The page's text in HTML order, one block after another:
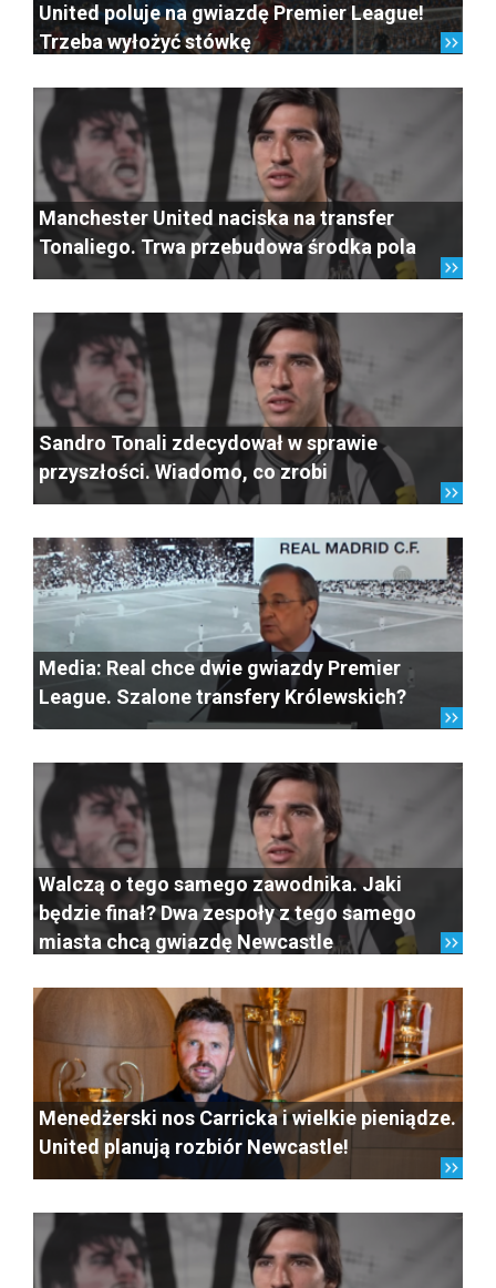
United poluje na gwiazdę Premier League!
Trzeba wyłożyć stówkę
Manchester United naciska na transfer
Tonaliego. Trwa przebudowa środka pola
Sandro Tonali zdecydował w sprawie
przyszłości. Wiadomo, co zrobi
Media: Real chce dwie gwiazdy Premier
League. Szalone transfery Królewskich?
Walczą o tego samego zawodnika. Jaki
będzie finał? Dwa zespoły z tego samego
miasta chcą gwiazdę Newcastle
Menedżerski nos Carricka i wielkie pieniądze.
United planują rozbiór Newcastle!